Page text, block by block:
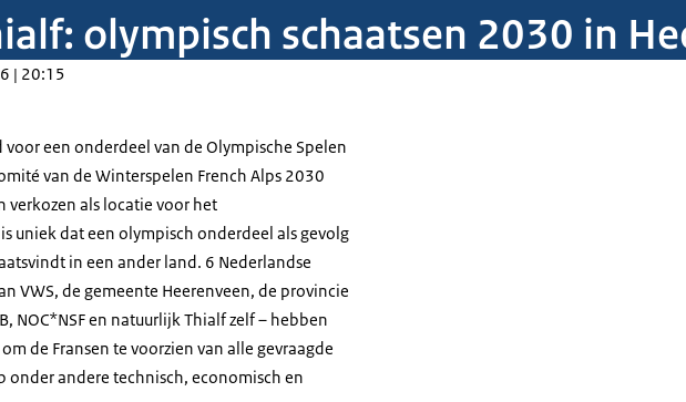
olympisch schaatsen 2030 in
| 20:15
een onderdeel van de Olympische Spelen
van de Winterspelen French Alps 2030
verkozen als locatie voor het
uniek dat een olympisch onderdeel als gevolg
in een ander land. 6 Nederlandse
VWS, de gemeente Heerenveen, de provincie
NOC*NSF en natuurlijk Thialf zelf – hebben
de Fransen te voorzien van alle gevraagde
onder andere technisch, economisch en